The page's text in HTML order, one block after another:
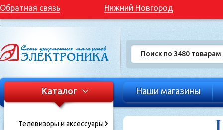
Обратная связь Нижний Новгород
;
Каталог
Телевизоры и аксессуары
Наши магазины